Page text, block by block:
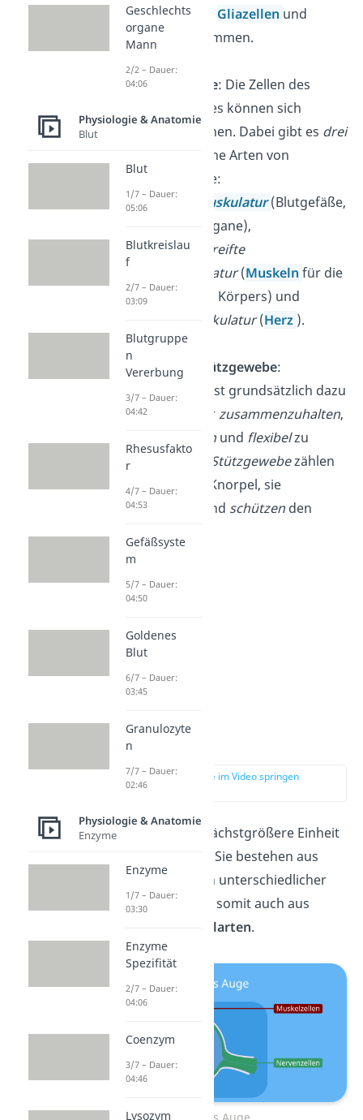
Nervenzellen
Gliazellen und
Ganglien zusammen.
Muskelgewebe: Die Zellen des
Muskelgewebes können sich
zusammenziehen. Dabei gibt es drei
unterschiedliche Arten von
Muskelgewebe:
– dieglatte Muskulatur (Blutgefäße,
Geschlechtsorgane),
– diequergestreifte
Skelettmuskulatur(Muskeln für die
Bewegung des Körpers) und
Herzmuskulatur(Herz ).
Binde- und Stützgewebe:
Bindegewebe
ist grundsätzlich dazu
da, den Körperzusammenzuhalten,
stabilisieren und flexibelzu
machen. Zum
Stützgewebezählen
Knochen
und Knorpel, sie
stabilisieren
und schützen den
Organe
zur Stelle im Video springen
Organe
sind die nächstgrößere Einheit
in deinem Körper. Sie bestehen aus
einer Kombination unterschiedlicher
Gewebearten
und somit auch aus
Zellarten.
Das Auge
Geschlechts
organe
Mann
2/2 – Dauer:
04:06
Physiologie & Anatomie
Blut
Blut
1/7 – Dauer:
05:06
Blutkreislau
f
2/7 – Dauer:
03:09
Blutgruppe
n
Vererbung
3/7 – Dauer:
04:42
Rhesusfakto
r
4/7 – Dauer:
04:53
Gefäßsyste
m
5/7 – Dauer:
04:50
Goldenes
Blut
6/7 – Dauer:
03:45
Granulozyte
n
7/7 – Dauer:
02:46
Physiologie & Anatomie
Enzyme
Enzyme
1/7 – Dauer:
03:30
Enzyme
Spezifität
2/7 – Dauer:
04:06
Coenzym
3/7 – Dauer:
04:46
Lysozym